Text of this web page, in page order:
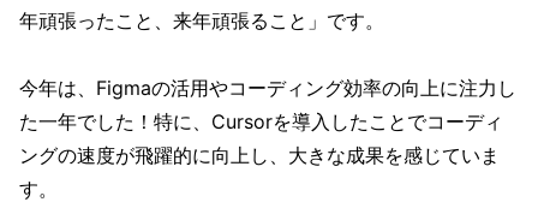
年頑張ったこと、来年頑張ること」です。
今年は、Figmaの活用やコーディング効率の向上に注力し
た一年でした！特に、Cursorを導入したことでコーディ
ングの速度が飛躍的に向上し、大きな成果を感じていま
す。